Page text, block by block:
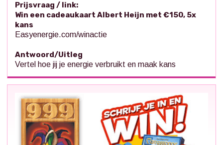
Prijsvraag / link:
Win een cadeaukaart Albert Heijn met €150, 5x
kans
Easyenergie.com/winactie
Antwoord/Uitleg
Vertel hoe jij je energie verbruikt en maak kans